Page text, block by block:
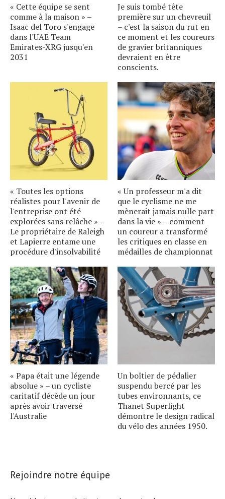
« Cette équipe se sent
comme à la maison » –
Isaac del Toro s'engage
dans l'UAE Team
Emirates-XRG jusqu'en
2031
Je suis tombé tête
première sur un chevreuil
– c'est la saison du rut en
ce moment et les coureurs
de gravier britanniques
devraient en être
conscients.
« Toutes les options
réalistes pour l'avenir de
l'entreprise ont été
explorées sans relâche » –
Le propriétaire de Raleigh
et Lapierre entame une
procédure d'insolvabilité
« Un professeur m'a dit
que le cyclisme ne me
mènerait jamais nulle part
dans la vie » – comment
un coureur a transformé
les critiques en classe en
médailles de championnat
« Papa était une légende
absolue » – un cycliste
caritatif décède un jour
après avoir traversé
l'Australie
Un boîtier de pédalier
suspendu bercé par les
tubes environnants, ce
Thanet Superlight
démontre le design radical
du vélo des années 1950.
Rejoindre notre équipe